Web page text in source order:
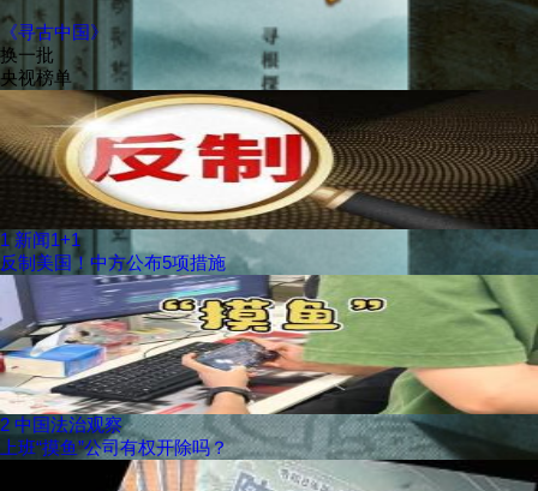
《寻古中国》
换一批
央视榜单
1 新闻1+1
反制美国！中方公布5项措施
2 中国法治观察
上班“摸鱼”公司有权开除吗？